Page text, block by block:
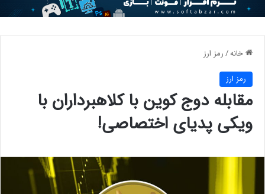
خانه/رمز ارز
رمز ارز
مقابله دوج کوین با کلاهبرداران با
ویکی پدیای اختصاصی!